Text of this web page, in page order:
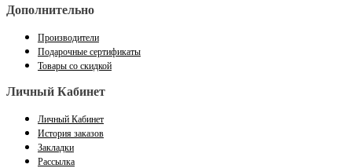
Дополнительно
Производители
Подарочные сертификаты
Товары со скидкой
Личный Кабинет
Личный Кабинет
История заказов
Закладки
Рассылка